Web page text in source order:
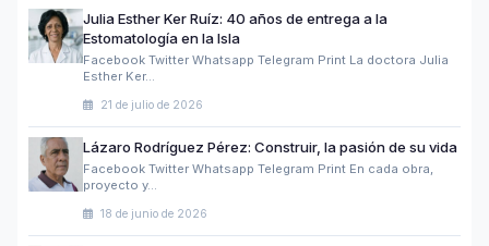
Julia Esther Ker Ruíz: 40 años de entrega a la
Estomatología en la Isla
Facebook Twitter Whatsapp Telegram Print La doctora Julia
Esther Ker…
21 de julio de 2026
Lázaro Rodríguez Pérez: Construir, la pasión de su vida
Facebook Twitter Whatsapp Telegram Print En cada obra,
proyecto y…
18 de junio de 2026